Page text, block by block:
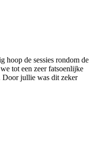
de sessies rondom de
tot een zeer fatsoenlijke
Door jullie was dit zeker